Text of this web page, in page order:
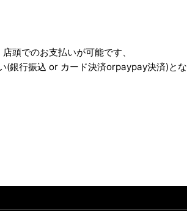
頭でのお支払いが可能です、
(銀行振込 or カード決済orpaypay決済)とな